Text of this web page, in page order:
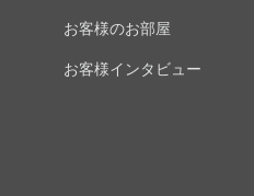
お客様のお部屋
お客様インタビュー